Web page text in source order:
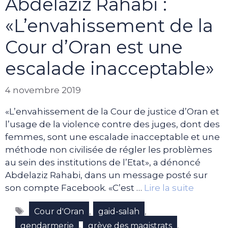
Abdelaziz Rahabi :
«L’envahissement de la
Cour d’Oran est une
escalade inacceptable»
4 novembre 2019
«L’envahissement de la Cour de justice d’Oran et
l’usage de la violence contre des juges, dont des
femmes, sont une escalade inacceptable et une
méthode non civilisée de régler les problèmes
au sein des institutions de l’Etat», a dénoncé
Abdelaziz Rahabi, dans un message posté sur
son compte Facebook. «C’est … Lire la suite
Étiquettes
Cour d'Oran , gaid-salah ,
gendarmerie , grève des magistrats ,